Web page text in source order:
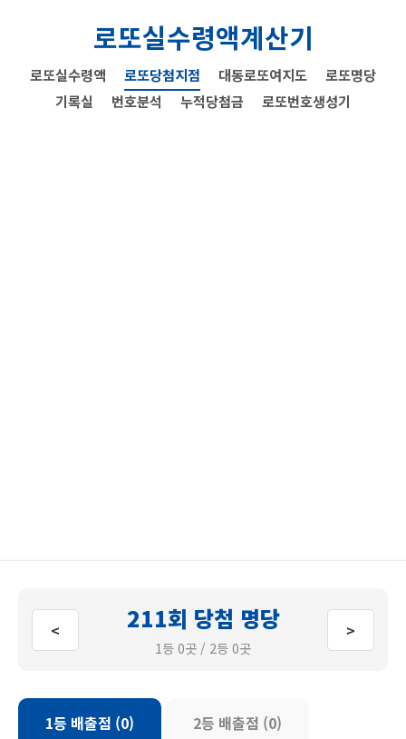
로또실수령액계산기
로또실수령액 로또당첨지점 대동로또여지도
로또명당
기록실
번호분석 누적당첨금 로또번호생성기
< 211회 당첨 명당
1등 0곳 / 2등 0곳
>
1등 배출점 (0) 2등 배출점 (0)